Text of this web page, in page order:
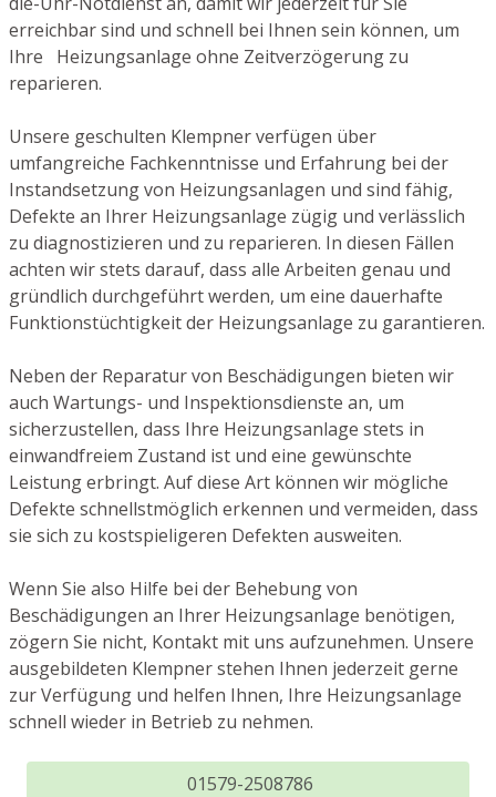
erreichbar sind und schnell bei Ihnen sein können, um
Ihre Heizungsanlage ohne Zeitverzögerung zu
reparieren.
Unsere geschulten Klempner verfügen über
umfangreiche Fachkenntnisse und Erfahrung bei der
Instandsetzung von Heizungsanlagen und sind fähig,
Defekte an Ihrer Heizungsanlage zügig und verlässlich
zu diagnostizieren und zu reparieren. In diesen Fällen
achten wir stets darauf, dass alle Arbeiten genau und
gründlich durchgeführt werden, um eine dauerhafte
Funktionstüchtigkeit der Heizungsanlage zu garantieren.
Neben der Reparatur von Beschädigungen bieten wir
auch Wartungs- und Inspektionsdienste an, um
sicherzustellen, dass Ihre Heizungsanlage stets in
einwandfreiem Zustand ist und eine gewünschte
Leistung erbringt. Auf diese Art können wir mögliche
Defekte schnellstmöglich erkennen und vermeiden, dass
sie sich zu kostspieligeren Defekten ausweiten.
Wenn Sie also Hilfe bei der Behebung von
Beschädigungen an Ihrer Heizungsanlage benötigen,
zögern Sie nicht, Kontakt mit uns aufzunehmen. Unsere
ausgebildeten Klempner stehen Ihnen jederzeit gerne
zur Verfügung und helfen Ihnen, Ihre Heizungsanlage
schnell wieder in Betrieb zu nehmen.
01579-2508786